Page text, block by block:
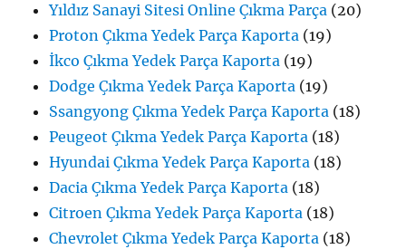
Yıldız Sanayi Sitesi Online Çıkma Parça (20)
Proton Çıkma Yedek Parça Kaporta (19)
İkco Çıkma Yedek Parça Kaporta (19)
Dodge Çıkma Yedek Parça Kaporta (19)
Ssangyong Çıkma Yedek Parça Kaporta (18)
Peugeot Çıkma Yedek Parça Kaporta (18)
Hyundai Çıkma Yedek Parça Kaporta (18)
Dacia Çıkma Yedek Parça Kaporta (18)
Citroen Çıkma Yedek Parça Kaporta (18)
Chevrolet Çıkma Yedek Parça Kaporta (18)